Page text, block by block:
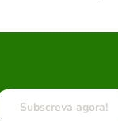
Subscreva agora!